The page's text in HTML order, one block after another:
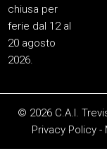
chiusa per
ferie dal 12 al
20 agosto
2026.
© 2026 C.A.I.
Privacy Policy -